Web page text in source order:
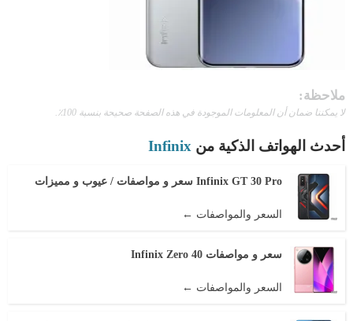
ملاحظة:
لا يمكننا ضمان أن المعلومات الموجودة في هذه الصفحة صحيحة بنسبة 100٪.
أحدث الهواتف الذكية من Infinix
Infinix GT 30 Pro سعر و مواصفات / عيوب و مميزات
السعر والمواصفات ←
سعر و مواصفات Infinix Zero 40
السعر والمواصفات ←